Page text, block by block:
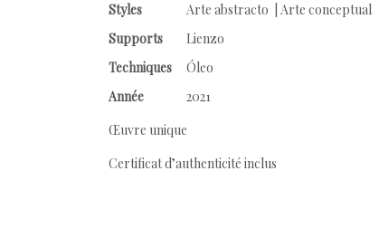
Styles
Arte abstracto | Arte conceptual
Supports
Lienzo
Techniques
Óleo
Année
2021
Œuvre unique
Certificat d’authenticité inclus